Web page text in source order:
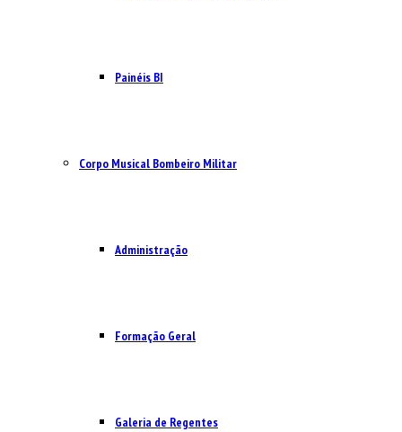
Painéis BI
Corpo Musical Bombeiro Militar
Administração
Formação Geral
Galeria de Regentes